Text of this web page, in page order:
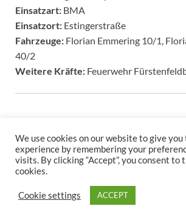
Einsatzart: BMA
Einsatzort: Estingerstraße
Fahrzeuge: Florian Emmering 10/1,
40/2
Weitere Kräfte: Feuerwehr
WordPressund
We use cookies on our website to give
experience by remembering your
visits. By clicking “Accept”, you consent to
cookies.
Cookie settings ACCEPT